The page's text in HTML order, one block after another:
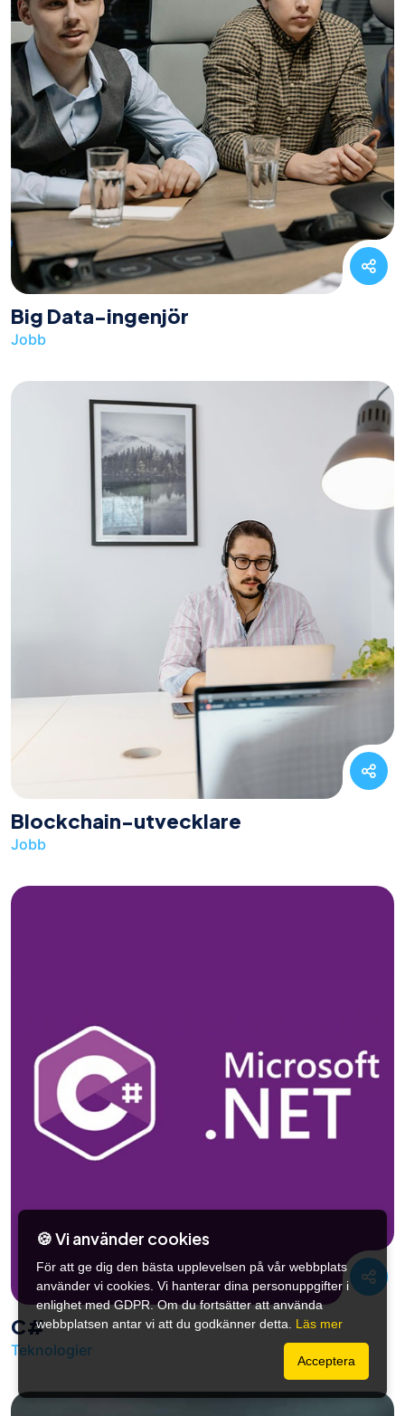
🍪 Vi använder cookies
För att ge dig den bästa upplevelsen på vår webbplats
använder vi cookies. Vi hanterar dina personuppgifter i
enlighet med GDPR. Om du fortsätter att använda
webbplatsen antar vi att du godkänner detta. Läs mer
Acceptera
Big Data-ingenjör
Jobb
Blockchain-utvecklare
Jobb
C#
Teknologier